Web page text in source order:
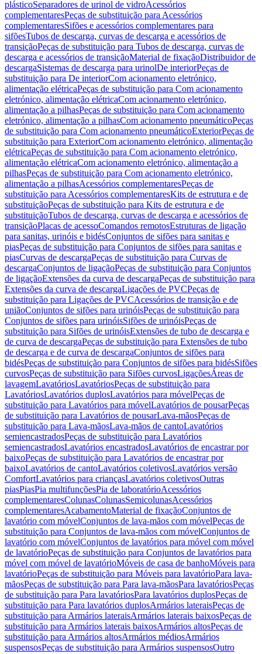
plásticoSeparadores de urinol de vidroAcessórios
complementaresPeças de substituição para Acessórios
complementaresSifões e acessórios complementares para
sifõesTubos de descarga, curvas de descarga e acessórios de
transiçãoPeças de substituição para Tubos de descarga, curvas de
descarga e acessórios de transiçãoMaterial de fixaçãoDistribuidor de
descargaSistemas de descarga para urinolDe interiorPeças de
substituição para De interiorCom acionamento eletrónico,
alimentação elétricaPeças de substituição para Com acionamento
eletrónico, alimentação elétricaCom acionamento eletrónico,
alimentação a pilhasPeças de substituição para Com acionamento
eletrónico, alimentação a pilhasCom acionamento pneumáticoPeças
de substituição para Com acionamento pneumáticoExteriorPeças de
substituição para ExteriorCom acionamento eletrónico, alimentação
elétricaPeças de substituição para Com acionamento eletrónico,
alimentação elétricaCom acionamento eletrónico, alimentação a
pilhasPeças de substituição para Com acionamento eletrónico,
alimentação a pilhasAcessórios complementaresPeças de
substituição para Acessórios complementaresKits de estrutura e de
substituiçãoPeças de substituição para Kits de estrutura e de
substituiçãoTubos de descarga, curvas de descarga e acessórios de
transiçãoPlacas de acessoComandos remotosEstruturas de ligação
para sanitas, urinóis e bidésConjuntos de sifões para sanitas e
piasPeças de substituição para Conjuntos de sifões para sanitas e
piasCurvas de descargaPeças de substituição para Curvas de
descargaConjuntos de ligaçãoPeças de substituição para Conjuntos
de ligaçãoExtensões da curva de descargaPeças de substituição para
Extensões da curva de descargaLigações de PVCPeças de
substituição para Ligações de PVCAcessórios de transição e de
uniãoConjuntos de sifões para urinóisPeças de substituição para
Conjuntos de sifões para urinóisSifões de urinóisPeças de
substituição para Sifões de urinóisExtensões de tubo de descarga e
de curva de descargaPeças de substituição para Extensões de tubo
de descarga e de curva de descargaConjuntos de sifões para
bidésPeças de substituição para Conjuntos de sifões para bidésSifões
curvosPeças de substituição para Sifões curvosLigaçõesÁreas de
lavagemLavatóriosLavatóriosPeças de substituição para
LavatóriosLavatórios duplosLavatórios para móvelPeças de
substituição para Lavatórios para móvelLavatórios de pousarPeças
de substituição para Lavatórios de pousarLava-mãosPeças de
substituição para Lava-mãosLava-mãos de cantoLavatórios
semiencastradosPeças de substituição para Lavatórios
semiencastradosLavatórios encastradosLavatórios de encastrar por
baixoPeças de substituição para Lavatórios de encastrar por
baixoLavatórios de cantoLavatórios coletivosLavatórios versão
ComfortLavatórios para criançasLavatórios coletivosOutras
piasPiasPia multifunçõesPia de laboratórioAcessórios
complementaresColunasColunasSemicolunasAcessórios
complementaresAcabamentoMaterial de fixaçãoConjuntos de
lavatório com móvelConjuntos de lava-mãos com móvelPeças de
substituição para Conjuntos de lava-mãos com móvelConjuntos de
lavatório com móvelConjuntos de lavatórios para móvel com móvel
de lavatórioPeças de substituição para Conjuntos de lavatórios para
móvel com móvel de lavatórioMóveis de casa de banhoMóveis para
lavatórioPeças de substituição para Móveis para lavatórioPara lava-
mãosPeças de substituição para Para lava-mãosPara lavatóriosPeças
de substituição para Para lavatóriosPara lavatórios duplosPeças de
substituição para Para lavatórios duplosArmários lateraisPeças de
substituição para Armários lateraisArmários laterais baixosPeças de
substituição para Armários laterais baixosArmários altosPeças de
substituição para Armários altosArmários médiosArmários
suspensosPeças de substituição para Armários suspensosOutro